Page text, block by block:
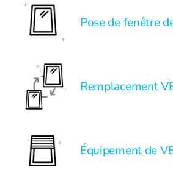
Pose de fenêtre
Remplacement
Équipement de